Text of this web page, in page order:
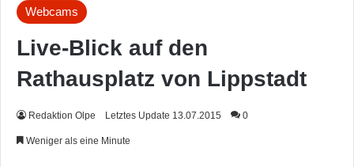
Webcams
Live-Blick auf den
Rathausplatz von Lippstadt
Redaktion Olpe Letztes Update 13.07.2015 0
Weniger als eine Minute